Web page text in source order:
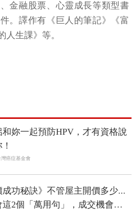
金融股票、心靈成長等類型書
。譯作有《巨人的筆記》《富
人生課》等。
和妳一起預防HPV，才有資格說
灣癌症基金會
成功秘訣》不管屋主開價多少...
這2個「萬用句」，成交機會大